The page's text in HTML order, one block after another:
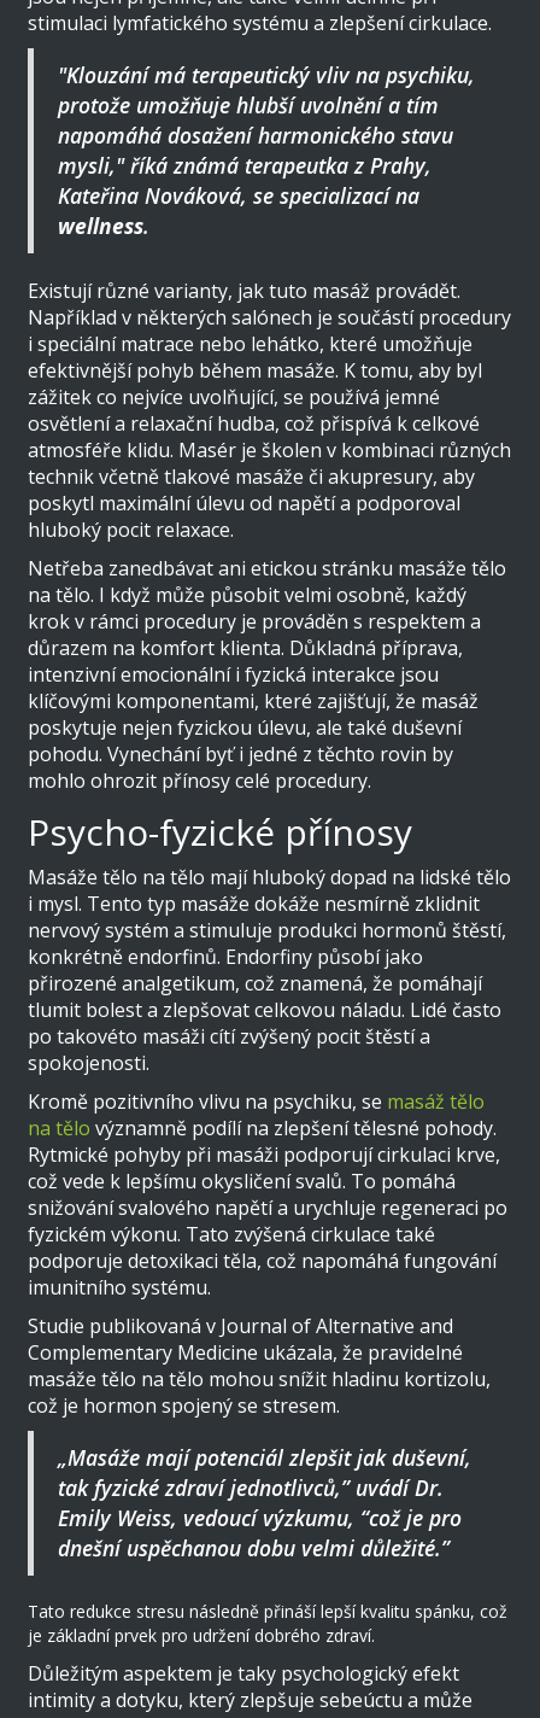
stimulaci lymfatického systému a zlepšení cirkulace.
"Klouzání má terapeutický vliv na psychiku,
protože umožňuje hlubší uvolnění a tím
napomáhá dosažení harmonického stavu
mysli," říká známá terapeutka z Prahy,
Kateřina Nováková, se specializací na
wellness.
Existují různé varianty, jak tuto masáž provádět.
Například v některých salónech je součástí procedury
i speciální matrace nebo lehátko, které umožňuje
efektivnější pohyb během masáže. K tomu, aby byl
zážitek co nejvíce uvolňující, se používá jemné
osvětlení a relaxační hudba, což přispívá k celkové
atmosféře klidu. Masér je školen v kombinaci různých
technik včetně tlakové masáže či akupresury, aby
poskytl maximální úlevu od napětí a podporoval
hluboký pocit relaxace.
Netřeba zanedbávat ani etickou stránku masáže tělo
na tělo. I když může působit velmi osobně, každý
krok v rámci procedury je prováděn s respektem a
důrazem na komfort klienta. Důkladná příprava,
intenzivní emocionální i fyzická interakce jsou
klíčovými komponentami, které zajišťují, že masáž
poskytuje nejen fyzickou úlevu, ale také duševní
pohodu. Vynechání byť i jedné z těchto rovin by
mohlo ohrozit přínosy celé procedury.
Psycho-fyzické přínosy
Masáže tělo na tělo mají hluboký dopad na lidské tělo
i mysl. Tento typ masáže dokáže nesmírně zklidnit
nervový systém a stimuluje produkci hormonů štěstí,
konkrétně endorfinů. Endorfiny působí jako
přirozené analgetikum, což znamená, že pomáhají
tlumit bolest a zlepšovat celkovou náladu. Lidé často
po takovéto masáži cítí zvýšený pocit štěstí a
spokojenosti.
Kromě pozitivního vlivu na psychiku, se masáž tělo
na tělo významně podílí na zlepšení tělesné pohody.
Rytmické pohyby při masáži podporují cirkulaci krve,
což vede k lepšímu okysličení svalů. To pomáhá
snižování svalového napětí a urychluje regeneraci po
fyzickém výkonu. Tato zvýšená cirkulace také
podporuje detoxikaci těla, což napomáhá fungování
imunitního systému.
Studie publikovaná v Journal of Alternative and
Complementary Medicine ukázala, že pravidelné
masáže tělo na tělo mohou snížit hladinu kortizolu,
což je hormon spojený se stresem.
„Masáže mají potenciál zlepšit jak duševní,
tak fyzické zdraví jednotlivců,” uvádí Dr.
Emily Weiss, vedoucí výzkumu, “což je pro
dnešní uspěchanou dobu velmi důležité.”
Tato redukce stresu následně přináší lepší kvalitu spánku, což
je základní prvek pro udržení dobrého zdraví.
Důležitým aspektem je taky psychologický efekt
intimity a dotyku, který zlepšuje sebeúctu a může